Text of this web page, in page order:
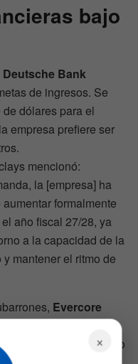
bajo
Bank
de ingresos. Se
dólares para el
empresa prefiere ser
mencionó:
la [empresa] ha
formalmente
año fiscal 27/28, ya
a la capacidad de la
mantener el ritmo de
Evercore
simplemente
hacia el éxito masivo
×